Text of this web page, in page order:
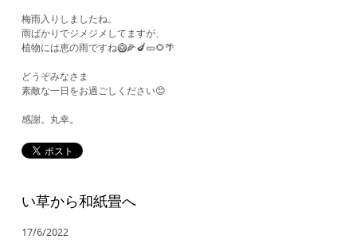
​梅雨入りしましたね。
雨ばかりでジメジメしてますが、
植物には恵の雨ですね🥝🌽🍆🥒🌻🌴
どうぞみなさま
素敵な一日をお過ごしください😊
​感謝。丸幸。
い草から和紙畳へ
17/6/2022